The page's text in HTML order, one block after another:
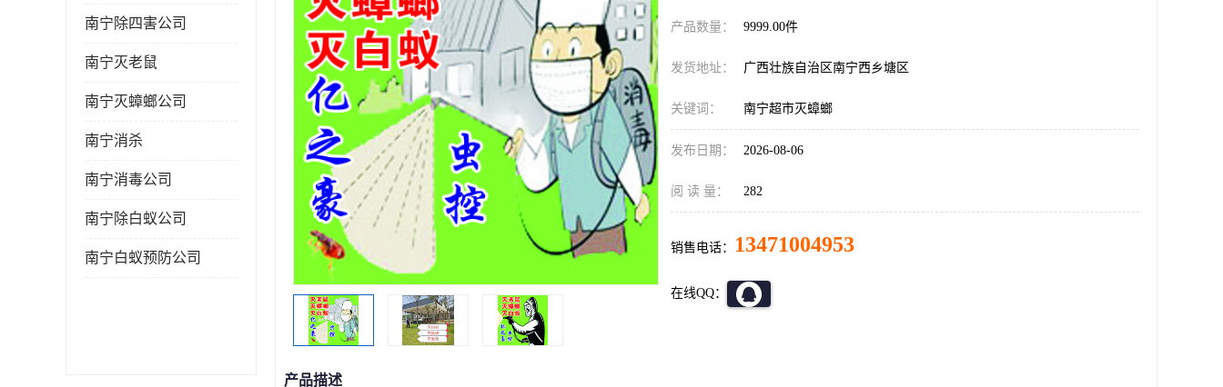
南宁除四害公司
南宁灭老鼠
南宁灭蟑螂公司
南宁消杀
南宁消毒公司
南宁除白蚁公司
南宁白蚁预防公司
产品数量： 9999.00件
发货地址： 广西壮族自治区南宁西乡塘区
关键词： 南宁超市灭蟑螂
发布日期： 2026-08-06
阅 读 量： 282
销售电话： 13471004953
在线QQ：
产品描述